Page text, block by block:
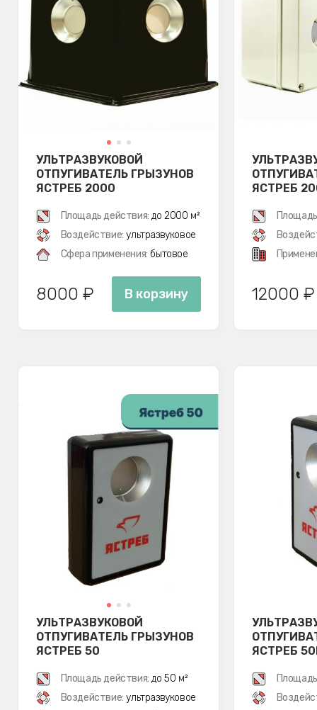
УЛЬТРАЗВУКОВОЙ
ОТПУГИВАТЕЛЬ ГРЫЗУНОВ
ЯСТРЕБ 2000
Площадь действия: до 2000 м²
Воздействие: ультразвуковое
Сфера применения: бытовое
8000 ₽ В корзину
ЯСТРЕБ
12000 ₽
УЛЬТРАЗВУКОВОЙ
ОТПУГИВАТЕЛЬ ГРЫЗУНОВ
ЯСТРЕБ 50
Площадь действия: до 50 м²
Воздействие: ультразвуковое
ЯСТРЕБ